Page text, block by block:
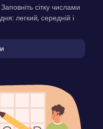
сітку числами
легкий, середній і